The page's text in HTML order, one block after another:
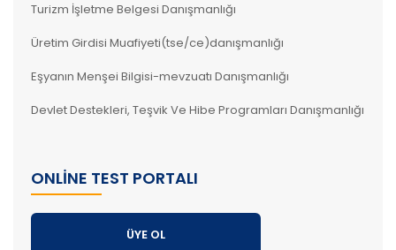
Turizm İşletme Belgesi Danışmanlığı
Üretim Girdisi Muafiyeti(tse/ce)danışmanlığı
Eşyanın Menşei Bilgisi-mevzuatı Danışmanlığı
Devlet Destekleri, Teşvik Ve Hibe Programları Danışmanlığı
ONLINE TEST PORTALI
ÜYE OL